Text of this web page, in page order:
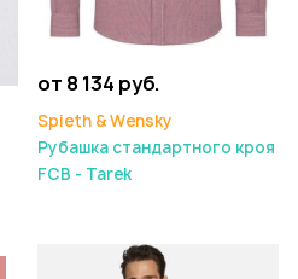
от 8 134 руб.
Spieth & Wensky
Рубашка стандартного кроя
FCB - Tarek